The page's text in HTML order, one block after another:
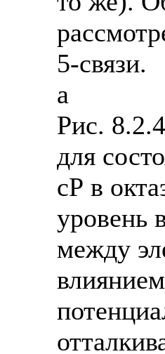
5-связи.
а
Рис.
для
сР в
уровень
между